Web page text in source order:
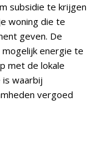
subsidie te krijgen
woning die te
geven. De
energie te
met de lokale
waarbij
vergoed